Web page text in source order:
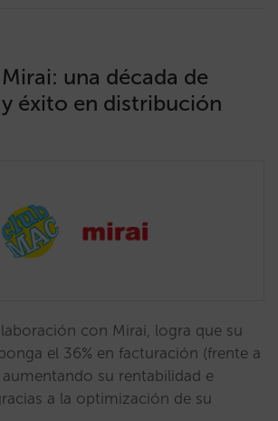
una década de
éxito en distribución
con Mirai, logra que su
el 36% en facturación (frente a
aumentando su rentabilidad e
a la optimización de su